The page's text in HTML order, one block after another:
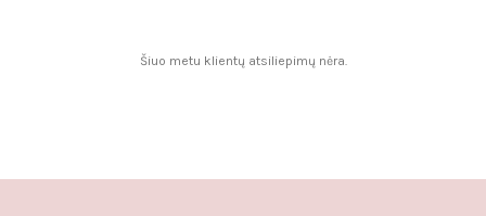
Šiuo metu klientų atsiliepimų nėra.